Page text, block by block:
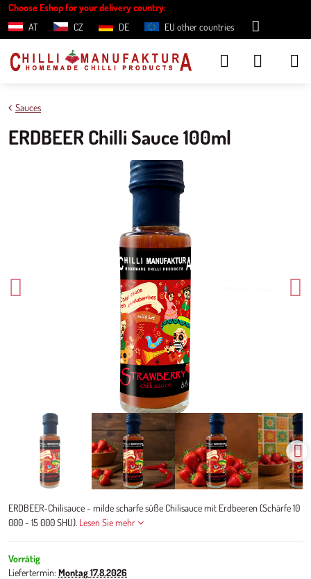
Choose Eshop for your delivery country:
AT
CZ DE EU other countries
Sauces
ERDBEER Chilli Sauce 100ml
ERDBEER-Chilisauce - milde scharfe süße Chilisauce mit Erdbeeren (Schärfe 10
000 - 15 000 SHU). Lesen Sie mehr
Vorrätig
Liefertermin: Montag17.8.2026